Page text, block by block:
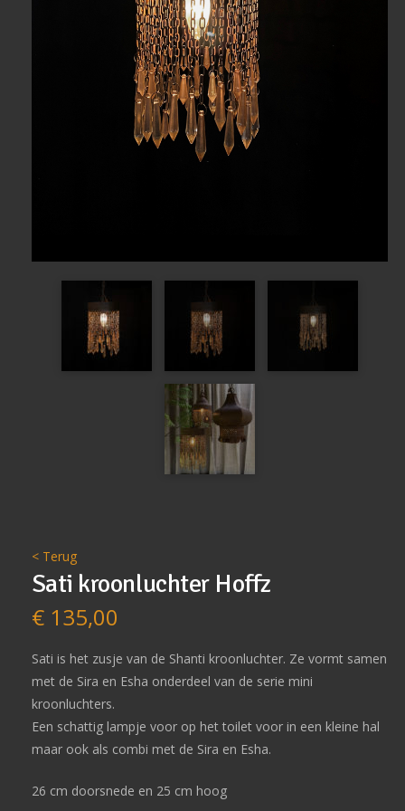
< Terug
Sati kroonluchter Hoffz
€135,00
Sati is het zusje van de Shanti kroonluchter. Ze vormt samen
met de Sira en Esha onderdeel van de serie mini
kroonluchters.
Een schattig lampje voor op het toilet voor in een kleine hal
maar ook als combi met de Sira en Esha.
26 cm doorsnede en 25 cm hoog